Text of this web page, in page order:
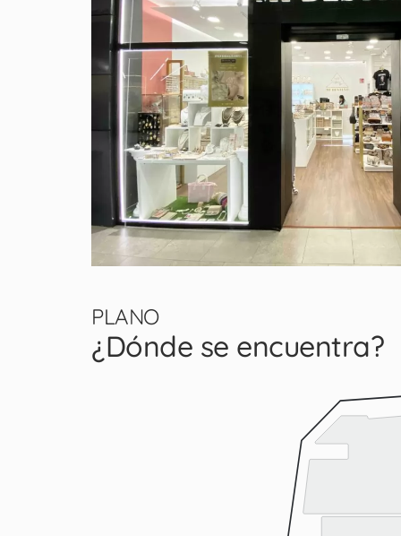
PLANO
¿Dónde se encuentra?